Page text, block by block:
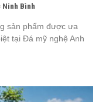
Ninh Bình
sản phẩm được ưa
tại Đá mỹ nghệ Anh